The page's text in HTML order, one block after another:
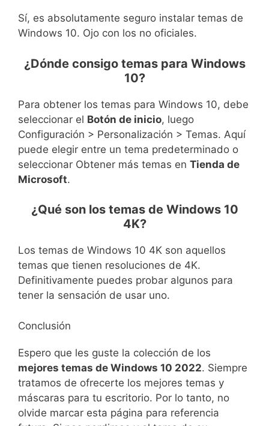
Sí, es absolutamente seguro instalar temas de
Windows 10. Ojo con los no oficiales.
¿Dónde consigo temas para Windows
10?
Para obtener los temas para Windows 10, debe
seleccionar el Botón de inicio, luego
Configuración > Personalización > Temas. Aquí
puede elegir entre un tema predeterminado o
seleccionar Obtener más temas en Tienda de
Microsoft.
¿Qué son los temas de Windows 10
4K?
Los temas de Windows 10 4K son aquellos
temas que tienen resoluciones de 4K.
Definitivamente puedes probar algunos para
tener la sensación de usar uno.
Conclusión
Espero que les guste la colección de los
mejores temas de Windows 10 2022. Siempre
tratamos de ofrecerte los mejores temas y
máscaras para tu escritorio. Por lo tanto, no
olvide marcar esta página para referencia